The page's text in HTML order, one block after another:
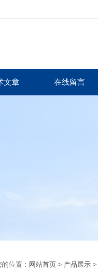
文章 在线留言
的位置： 网站首页 > 产品展示 >